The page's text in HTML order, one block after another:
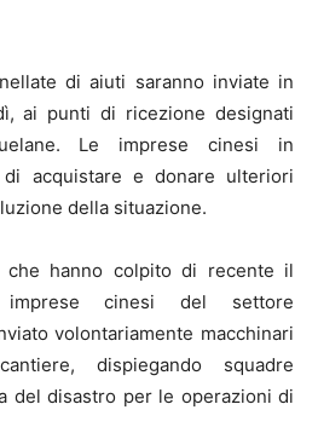
di aiuti saranno inviate in
ai punti di ricezione designati
Le imprese cinesi in
di acquistare e donare ulteriori
della situazione.
hanno colpito di recente il
imprese cinesi del settore
volontariamente macchinari
dispiegando squadre
del disastro per le operazioni di